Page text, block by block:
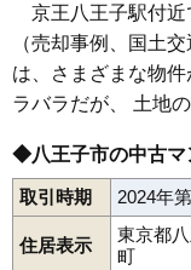
京王八王子駅付近
（売却事例、国土
は、さまざまな物
ラバラだが、 土地
◆八王子市の中古マ
取引時期 2024年
住居表示
東京都
町